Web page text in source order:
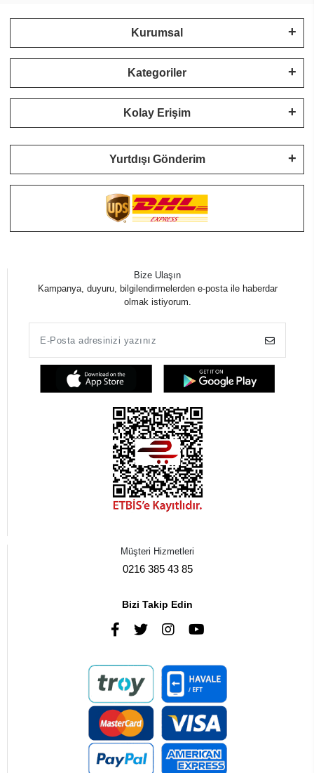
Kurumsal
Kategoriler
Kolay Erişim
Yurtdışı Gönderim
Bize Ulaşın
Kampanya, duyuru, bilgilendirmelerden e-posta ile haberdar
olmak istiyorum.
Müşteri Hizmetleri
0216 385 43 85
Bizi Takip Edin